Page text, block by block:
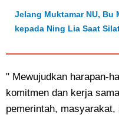
Jelang Muktamar NU, Bu
kepada Ning Lia Saat
" Mewujudkan harapan-
komitmen dan kerja
pemerintah,